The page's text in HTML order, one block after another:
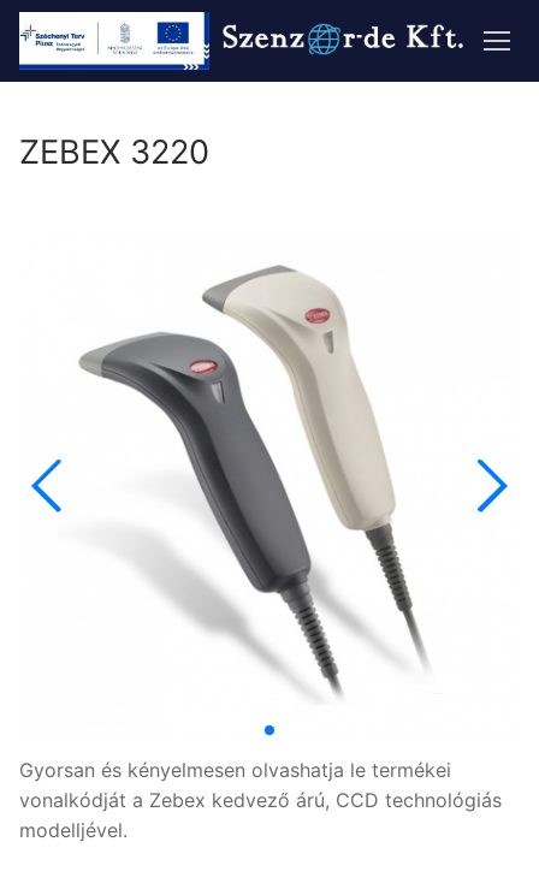
Ugrás
tartalomra
ZEBEX 3220
Gyorsan és kényelmesen olvashatja le termékei
vonalkódját a Zebex kedvező árú, CCD technológiás
modelljével.